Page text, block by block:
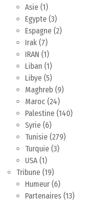
Asie (1)
Egypte (3)
Espagne (2)
Irak (7)
IRAN (1)
Liban (1)
Libye (5)
Maghreb (9)
Maroc (24)
Palestine (140)
Syrie (6)
Tunisie (279)
Turquie (3)
USA(1)
Tribune (19)
Humeur (6)
Partenaires (13)